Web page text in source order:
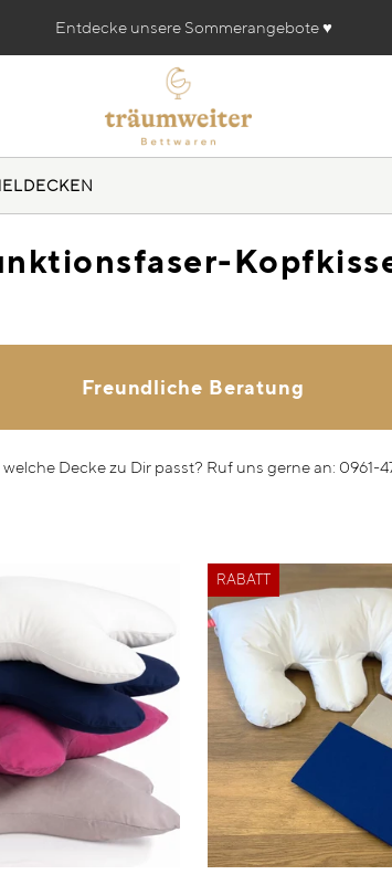
Entdecke unsere Sommerangebote ♥️
Freundliche Beratung
Decke zu Dir passt? Ruf uns gerne an: 0961-
RABATT